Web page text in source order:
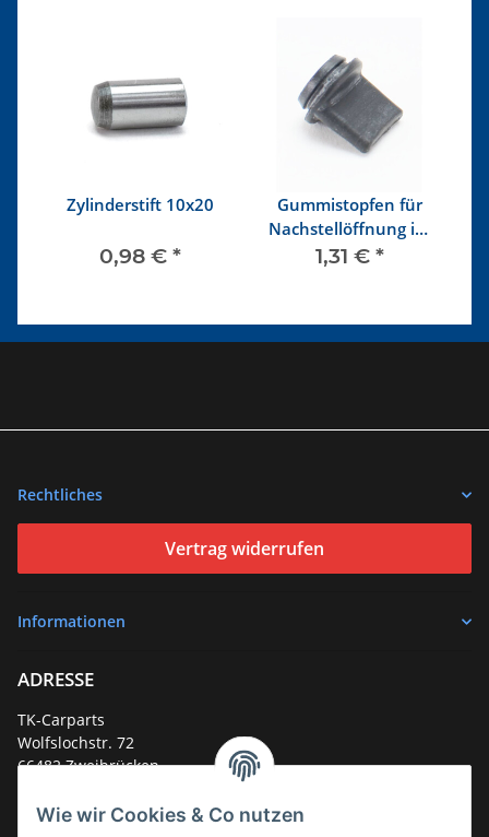
Wie wir Cookies & Co nutzen
Zylinderstift 10x20
0,98 € *
Gummistopfen für
Nachstellöffnung im
Bremsträgerblech
1,31 € *
Rechtliches
Vertrag widerrufen
Informationen
ADRESSE
TK-Carparts
Wolfslochstr. 72
66482 Zweibrücken
Service-Hotline +49 (0)6332 - 48 58 48